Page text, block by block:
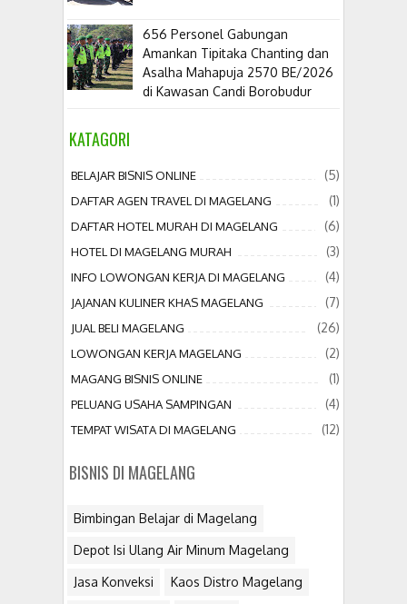
656 Personel Gabungan
Amankan Tipitaka Chanting dan
Asalha Mahapuja 2570 BE/2026
di Kawasan Candi Borobudur
KATAGORI
BELAJAR BISNIS ONLINE (5)
DAFTAR AGEN TRAVEL DI MAGELANG (1)
DAFTAR HOTEL MURAH DI MAGELANG (6)
HOTEL DI MAGELANG MURAH (3)
INFO LOWONGAN KERJA DI MAGELANG (4)
JAJANAN KULINER KHAS MAGELANG (7)
JUAL BELI MAGELANG (26)
LOWONGAN KERJA MAGELANG (2)
MAGANG BISNIS ONLINE (1)
PELUANG USAHA SAMPINGAN (4)
TEMPAT WISATA DI MAGELANG (12)
BISNIS DI MAGELANG
Bimbingan Belajar di Magelang
Depot Isi Ulang Air Minum Magelang
Jasa Konveksi Kaos Distro Magelang